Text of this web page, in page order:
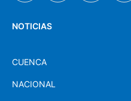
NOTICIAS
CUENCA
NACIONAL